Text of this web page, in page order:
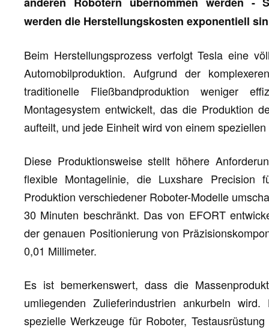
werden die Herstellungskosten exponentiell
Beim Herstellungsprozess verfolgt Tesla eine
Automobilproduktion. Aufgrund der
traditionelle Fließbandproduktion weniger
Montagesystem entwickelt, das die Produktion
aufteilt, und jede Einheit wird von einem
Diese Produktionsweise stellt höhere
flexible Montagelinie, die Luxshare
Produktion verschiedener Roboter-Modelle
30 Minuten beschränkt. Das von EFORT
der genauen Positionierung von
0,01 Millimeter.
Es ist bemerkenswert, dass die
umliegenden Zulieferindustrien ankurbeln
spezielle Werkzeuge für Roboter,